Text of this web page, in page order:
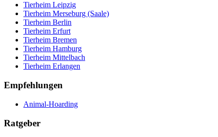
Tierheim Leipzig
Tierheim Merseburg (Saale)
Tierheim Berlin
Tierheim Erfurt
Tierheim Bremen
Tierheim Hamburg
Tierheim Mittelbach
Tierheim Erlangen
Empfehlungen
Animal-Hoarding
Ratgeber